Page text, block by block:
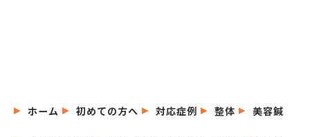
ホーム 初めての方へ 対応症例 整体 美容鍼